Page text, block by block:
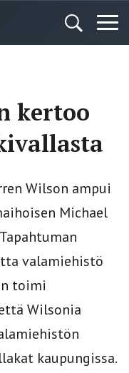
kertoo
Wilson ampui
Michael
valamiehistö
toimi
Wilsonia
kaupungissa.